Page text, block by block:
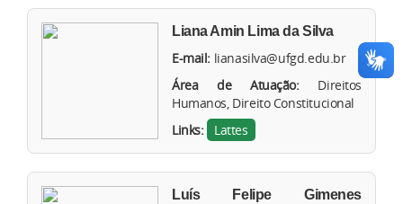
Liana Amin Lima da Silva
E-mail: lianasilva@ufgd.edu.br
Área de Atuação:
Direitos
Humanos, Direito Constitucional
Links:
Lattes
Luís Felipe Gimenes